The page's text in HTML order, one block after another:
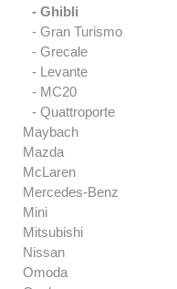
- Ghibli
- Gran Turismo
- Grecale
- Levante
- MC20
- Quattroporte
Maybach
Mazda
McLaren
Mercedes-Benz
Mini
Mitsubishi
Nissan
Omoda